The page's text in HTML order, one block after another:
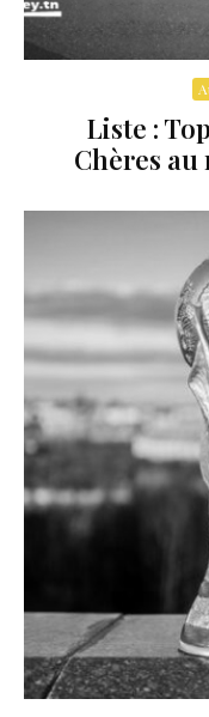
Liste :
Chères au